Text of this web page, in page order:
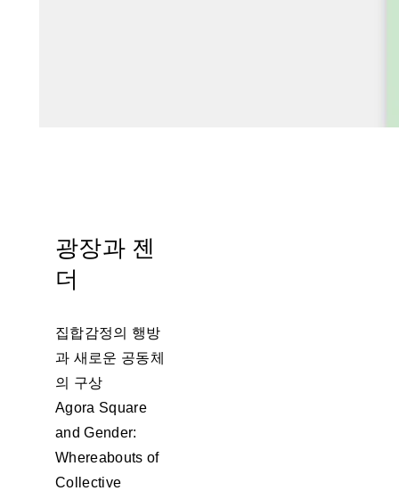
광장과 젠
더
집합감정의 행방
과 새로운 공동체
의 구상
Agora Square
and Gender:
Whereabouts of
Collective